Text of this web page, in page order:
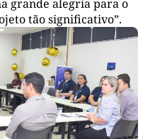
grande alegria para o
tão significativo”.